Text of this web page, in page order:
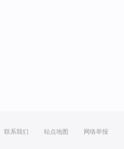
联系我们 站点地图 网络举报